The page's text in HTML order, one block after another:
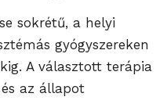
sokrétű, a helyi
gyógyszereken
A választott terápia
az állapot